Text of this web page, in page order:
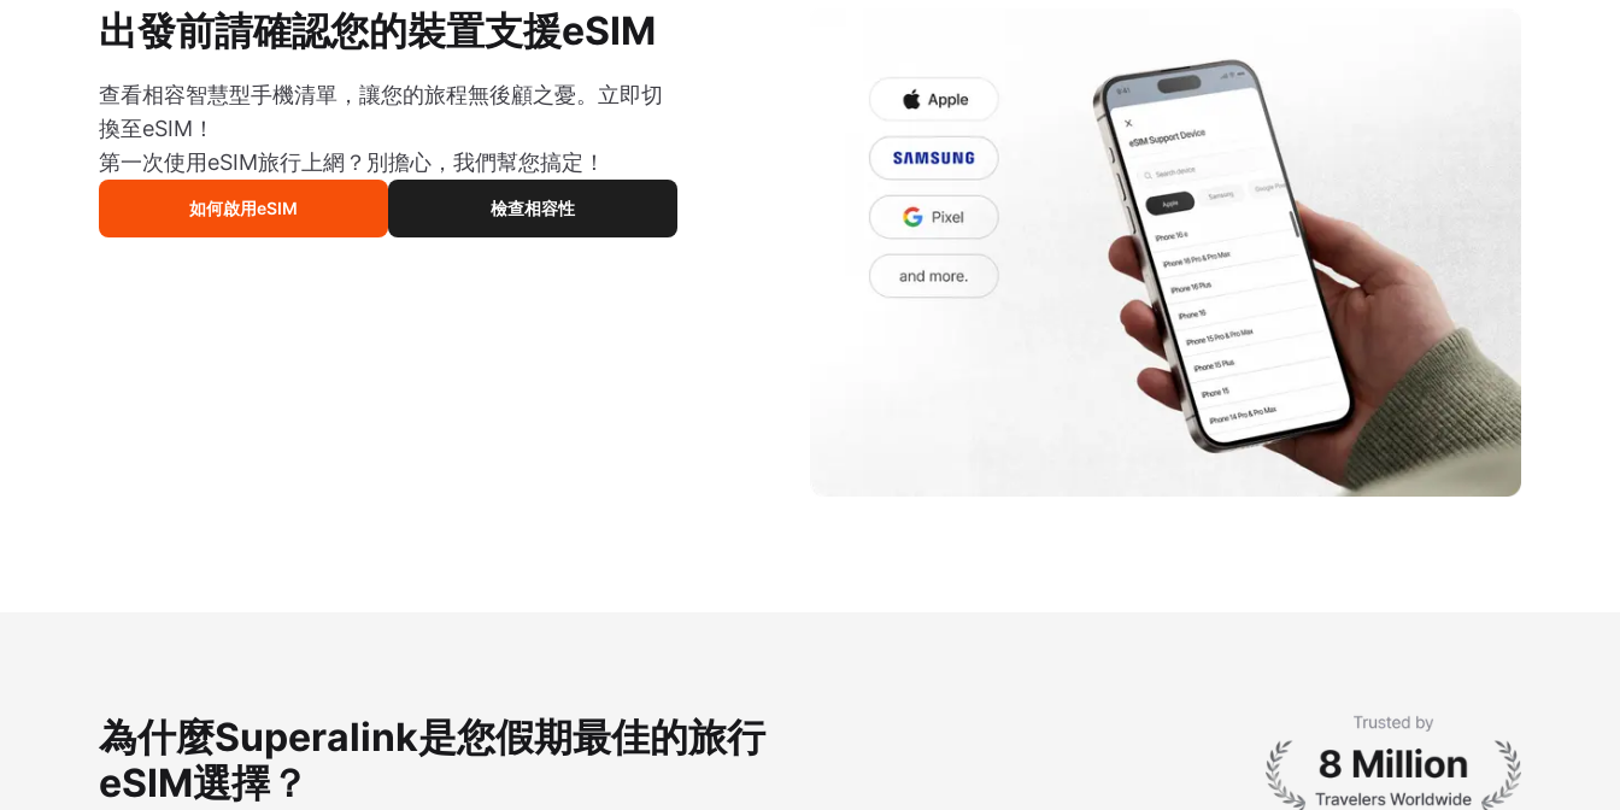
出發前請確認您的裝置支援eSIM
查看相容智慧型手機清單，讓您的旅程無後顧之憂。立即切
換至eSIM！
第一次使用eSIM旅行上網？別擔心，我們幫您搞定！
如何啟用eSIM 檢查相容性
為什麼Superalink是您假期最佳的旅行
eSIM選擇？